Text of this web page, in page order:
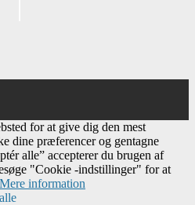
for at give dig den mest
dine præferencer og gentagne
alle” accepterer du brugen af
"Cookie -indstillinger" for at
Mere information